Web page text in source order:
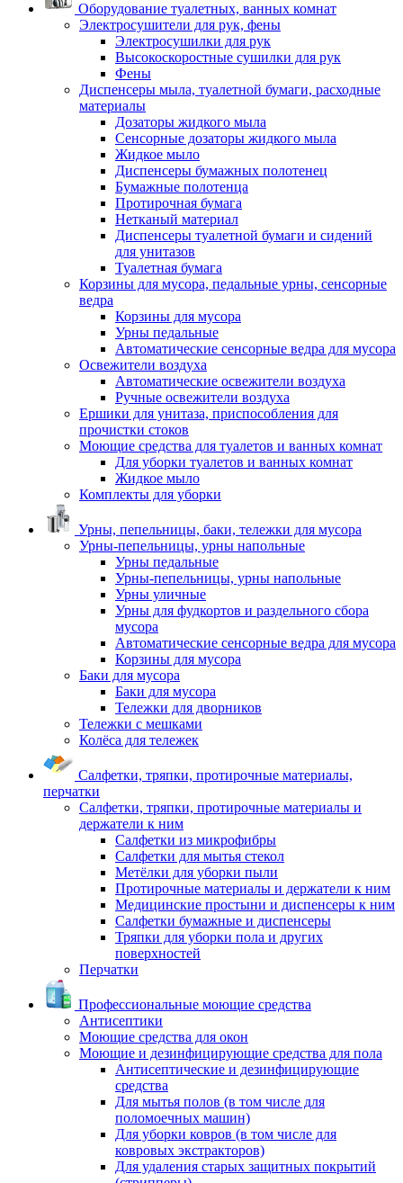
Оборудование туалетных, ванных комнат
Электросушители для рук, фены
Электросушилки для рук
Высокоскоростные сушилки для рук
Фены
Диспенсеры мыла, туалетной бумаги, расходные
материалы
Дозаторы жидкого мыла
Сенсорные дозаторы жидкого мыла
Жидкое мыло
Диспенсеры бумажных полотенец
Бумажные полотенца
Протирочная бумага
Нетканый материал
Диспенсеры туалетной бумаги и сидений
для унитазов
Туалетная бумага
Корзины для мусора, педальные урны, сенсорные
ведра
Корзины для мусора
Урны педальные
Автоматические сенсорные ведра для мусора
Освежители воздуха
Автоматические освежители воздуха
Ручные освежители воздуха
Ершики для унитаза, приспособления для
прочистки стоков
Моющие средства для туалетов и ванных комнат
Для уборки туалетов и ванных комнат
Жидкое мыло
Комплекты для уборки
Урны, пепельницы, баки, тележки для мусора
Урны-пепельницы, урны напольные
Урны педальные
Урны-пепельницы, урны напольные
Урны уличные
Урны для фудкортов и раздельного сбора
мусора
Автоматические сенсорные ведра для мусора
Корзины для мусора
Баки для мусора
Баки для мусора
Тележки для дворников
Тележки с мешками
Колёса для тележек
Салфетки, тряпки, протирочные материалы,
перчатки
Салфетки, тряпки, протирочные материалы и
держатели к ним
Салфетки из микрофибры
Салфетки для мытья стекол
Метёлки для уборки пыли
Протирочные материалы и держатели к ним
Медицинские простыни и диспенсеры к ним
Салфетки бумажные и диспенсеры
Тряпки для уборки пола и других
поверхностей
Перчатки
Профессиональные моющие средства
Антисептики
Моющие средства для окон
Моющие и дезинфицирующие средства для пола
Антисептические и дезинфицирующие
средства
Для мытья полов (в том числе для
поломоечных машин)
Для уборки ковров (в том числе для
ковровых экстракторов)
Для удаления старых защитных покрытий